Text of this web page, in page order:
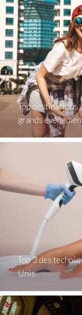
Top destinations
grands
Top 3 des
Unis